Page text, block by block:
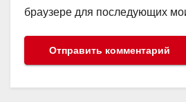
браузере для последующих